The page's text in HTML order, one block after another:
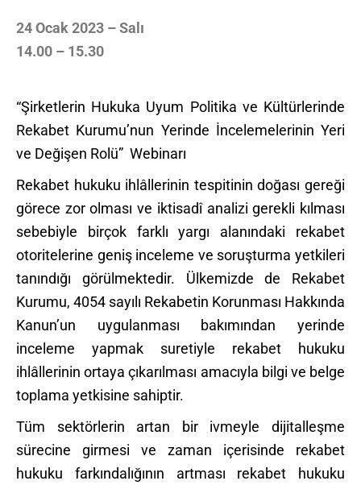
24 Ocak 2023 – Salı
14.00 – 15.30
“Şirketlerin Hukuka Uyum Politika ve Kültürlerinde
Rekabet Kurumu’nun Yerinde İncelemelerinin Yeri
ve Değişen Rolü” Webinarı
Rekabet hukuku ihlâllerinin tespitinin doğası gereği
görece zor olması ve iktisadî analizi gerekli kılması
sebebiyle birçok farklı yargı alanındaki rekabet
otoritelerine geniş inceleme ve soruşturma yetkileri
tanındığı görülmektedir. Ülkemizde de Rekabet
Kurumu, 4054 sayılı Rekabetin Korunması Hakkında
Kanun’un uygulanması bakımından yerinde
inceleme yapmak suretiyle rekabet hukuku
ihlâllerinin ortaya çıkarılması amacıyla bilgi ve belge
toplama yetkisine sahiptir.
Tüm sektörlerin artan bir ivmeyle dijitalleşme
sürecine girmesi ve zaman içerisinde rekabet
hukuku farkındalığının artması rekabet hukuku